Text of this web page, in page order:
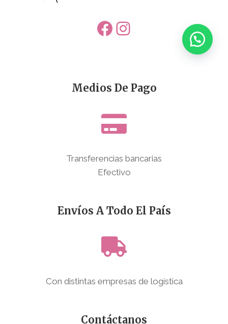
Facebook
Instagram
Medios De Pago
Transferencias bancarias
Efectivo
Envíos A Todo El País
Con distintas empresas de logística
Contáctanos